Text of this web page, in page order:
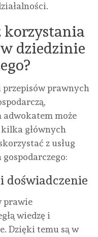
korzystania
dziedzinie
przepisów prawnych
adwokatem może
głównych
z usług
doświadczenie
prawie
wiedzę i
Dzięki temu są w